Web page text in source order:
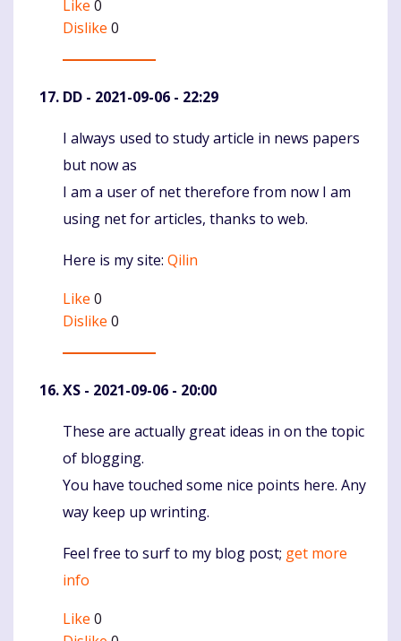
Like 0
Dislike 0
DD - 2021-09-06 - 22:29
Komentaras
I always used to study article in news papers
but now as
I am a user of net therefore from now I am
using net for articles, thanks to web.
Here is my site: Qilin
Like 0
Dislike 0
XS - 2021-09-06 - 20:00
Komentaras
These are actually great ideas in on the topic
of blogging.
You have touched some nice points here. Any
way keep up wrinting.
Feel free to surf to my blog post; get more
info
Like 0